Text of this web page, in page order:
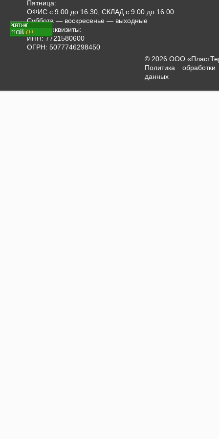
Пятница:
ОФИС с 9.00 до 16.30; СКЛАД с 9.00 до 16.00
Суббота — воскресенье — выходные
Наши реквизиты:
ИНН: 7721580600
ОГРН: 5077746298450
© 2026 ООО
Политика
данных